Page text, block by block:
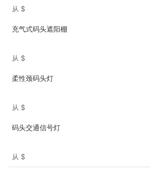
从 $
充气式码头遮阳棚
从 $
柔性颈码头灯
从 $
码头交通信号灯
从 $